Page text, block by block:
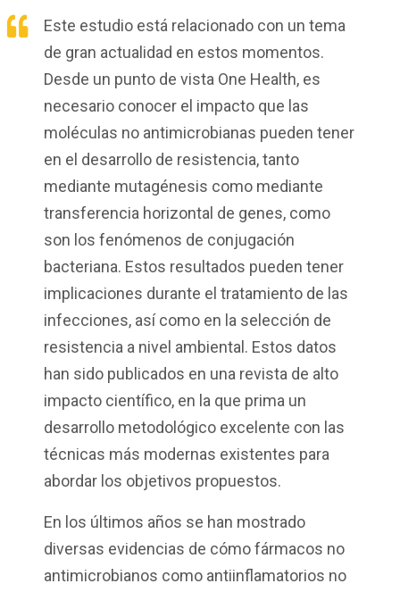
Este estudio está relacionado con un tema
de gran actualidad en estos momentos.
Desde un punto de vista One Health, es
necesario conocer el impacto que las
moléculas no antimicrobianas pueden tener
en el desarrollo de resistencia, tanto
mediante mutagénesis como mediante
transferencia horizontal de genes, como
son los fenómenos de conjugación
bacteriana. Estos resultados pueden tener
implicaciones durante el tratamiento de las
infecciones, así como en la selección de
resistencia a nivel ambiental. Estos datos
han sido publicados en una revista de alto
impacto científico, en la que prima un
desarrollo metodológico excelente con las
técnicas más modernas existentes para
abordar los objetivos propuestos.
En los últimos años se han mostrado
diversas evidencias de cómo fármacos no
antimicrobianos como antiinflamatorios no